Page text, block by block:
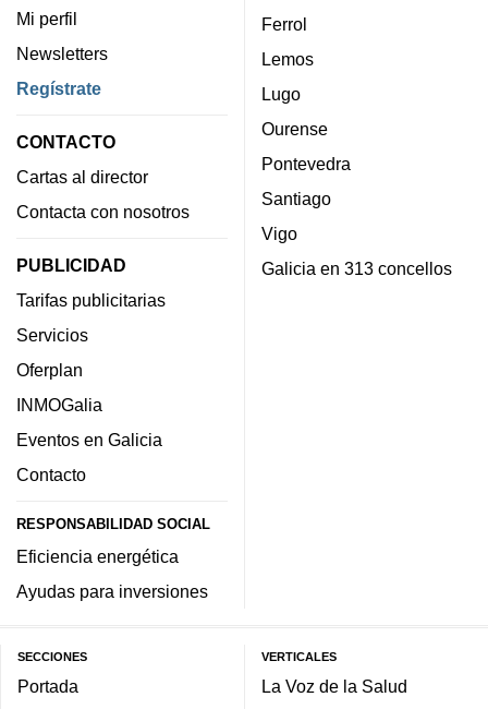
Mi perfil
Newsletters
Regístrate
CONTACTO
Cartas al director
Contacta con nosotros
PUBLICIDAD
Tarifas publicitarias
Servicios
Oferplan
INMOGalia
Eventos en Galicia
Contacto
RESPONSABILIDAD SOCIAL
Eficiencia energética
Ayudas para inversiones
Ferrol
Lemos
Lugo
Ourense
Pontevedra
Santiago
Vigo
Galicia en 313 concellos
SECCIONES
Portada
VERTICALES
La Voz de la Salud